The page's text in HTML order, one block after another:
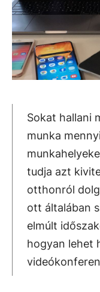
Sokat hallani
munka
tudja azt
otthonról
ott általában
elmúlt
hogyan lehet